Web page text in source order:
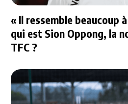
« Il ressemble beaucoup
qui est Sion Oppong, la
TFC ?